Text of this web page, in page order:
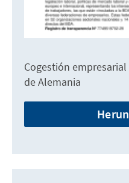
Cogestión
de Alemania